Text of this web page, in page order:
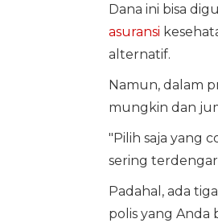
Dana ini bisa
asuransi
alternatif.
Namun, dalam
mungkin dan
"Pilih saja yang
sering
Padahal, ada
polis yang Anda